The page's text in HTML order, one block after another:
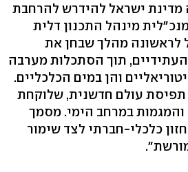
מדינת ישראל להידרש להרחבת
מינהל התכנון דלית
לראשונה מהלך שבחן את
תוך הסתכלות מערבה
והן במים הכלכליים.
עולם חדשנית, שלוקחת
והמגמות במרחב הימי. מסמך
כלכלי-חברתי לצד שימור